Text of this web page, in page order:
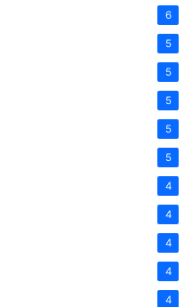
6
5
5
5
5
5
4
4
4
4
4